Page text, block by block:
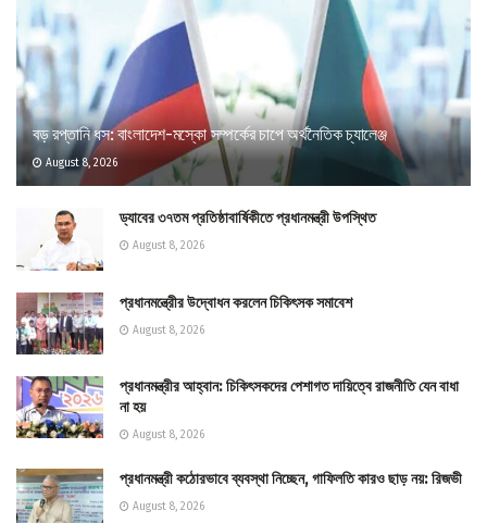
বড় রপ্তানি ধস: বাংলাদেশ-মস্কো সম্পর্কের চাপে অর্থনৈতিক চ্যালেঞ্জ
August 8, 2026
ড্যাবের ৩৭তম প্রতিষ্ঠাবার্ষিকীতে প্রধানমন্ত্রী উপস্থিত
August 8, 2026
প্রধানমন্ত্রীের উদ্বোধন করলেন চিকিৎসক সমাবেশ
August 8, 2026
প্রধানমন্ত্রীর আহ্বান: চিকিৎসকদের পেশাগত দায়িত্বে রাজনীতি যেন বাধা
না হয়
August 8, 2026
প্রধানমন্ত্রী কঠোরভাবে ব্যবস্থা নিচ্ছেন, গাফিলতি কারও ছাড় নয়: রিজভী
August 8, 2026